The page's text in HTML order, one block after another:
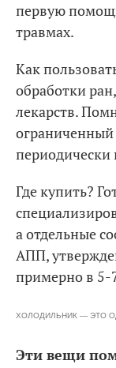
первую
травмах.
Как
обработки
лекарств.
ограниченный
Где купить?
а отдельные
АПП,
примерно в 5-
ХОЛОДИЛЬНИК — ЭТО
Эти вещи